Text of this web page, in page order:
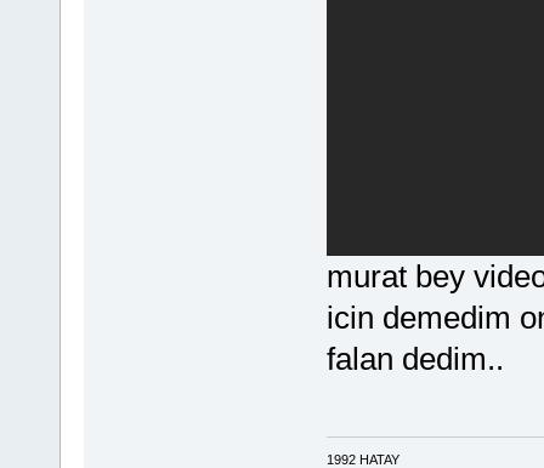
murat bey
icin demedim
falan dedim..
1992 HATAY